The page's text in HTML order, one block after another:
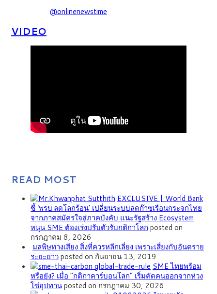
@onlinenewstime
VIDEO
READ MOST
EXCLUSIVE | World Bank
ชี้ ‘พรบ.ลดโลกร้อน’ เปลี่ยนระบบลดก๊าซเรือนกระจกไทย
จากภาคสมัครใจสู่ภาคบังคับ แนะรัฐสร้าง Ecosystem
หนุน SME ต้องเร่งปรับตัวรับกติกาโลก posted on
กรกฎาคม 8, 2026
มลพิษทางเสียง สิ่งที่ควรหลีกเลี่ยง เพราะเสี่ยงกับอันตราย
ระยะยาวposted on กันยายน 13, 2019
SME ไทยพร้อม
หรือยัง? เมื่อ “กติกาคาร์บอนโลก” เริ่มคัดคนออกจากห่วง
โซ่อุปทานposted on กรกฎาคม 30, 2026